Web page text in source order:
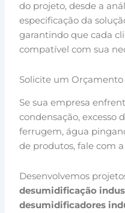
do projeto, desde a
especificação da
garantindo que cada
compatível com sua
Solicite um Orçamento
Se sua empresa
condensação, excesso
ferrugem, água
de produtos, fale com
Desenvolvemos
desumidificação
desumidificadores